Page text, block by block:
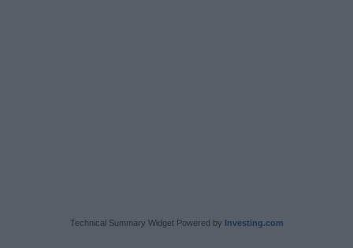
Technical Summary Widget Powered by Investing.com